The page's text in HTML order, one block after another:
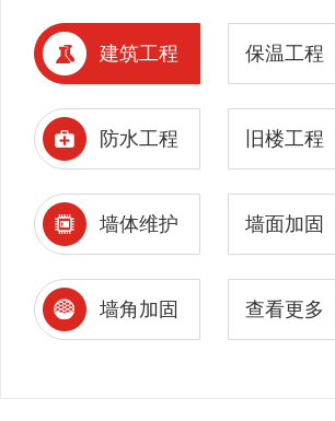
建筑工程 保温工程
防水工程 旧楼工程
墙体维护 墙面加固
墙角加固 查看更多